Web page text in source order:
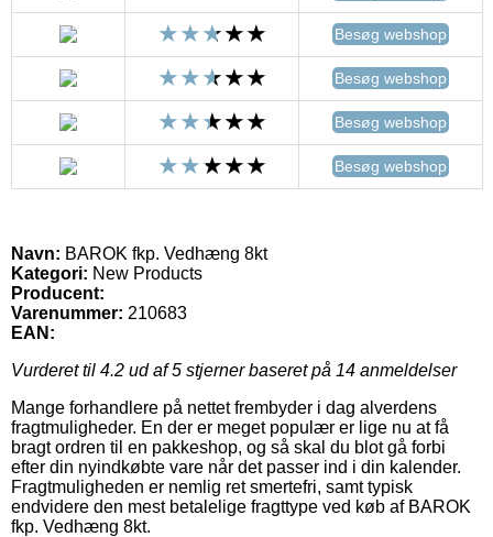
Besøg webshop
Besøg webshop
Besøg webshop
Besøg webshop
Navn: BAROK fkp. Vedhæng 8kt
Kategori: New Products
Producent:
Varenummer: 210683
EAN:
Vurderet til 4.2 ud af 5 stjerner baseret på 14 anmeldelser
Mange forhandlere på nettet frembyder i dag alverdens
fragtmuligheder. En der er meget populær er lige nu at få
bragt ordren til en pakkeshop, og så skal du blot gå forbi
efter din nyindkøbte vare når det passer ind i din kalender.
Fragtmuligheden er nemlig ret smertefri, samt typisk
endvidere den mest betalelige fragttype ved køb af BAROK
fkp. Vedhæng 8kt.